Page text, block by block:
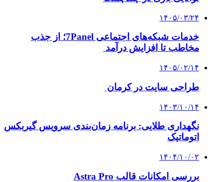
۱۴۰۵/۰۳/۲۴
خدمات شبکه‌های اجتماعی 7Panel؛ از جذب
مخاطب تا افزایش درآمد
۱۴۰۵/۰۲/۱۴
طراحی سایت در کرمان
۱۴۰۳/۱۰/۱۴
نگهداری طلایی: برنامه زمان‌بندی سرویس گیربکس
اتوماتیک
۱۴۰۴/۱۰/۰۲
بررسی امکانات قالب Astra Pro